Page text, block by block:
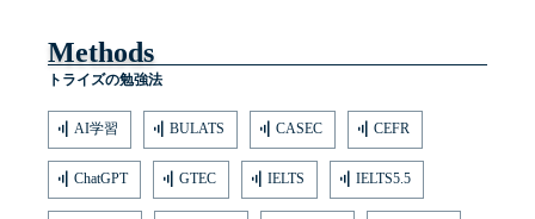
Methods
トライズの勉強法
AI学習 BULATS CASEC CEFR
ChatGPT GTEC IELTS IELTS5.5